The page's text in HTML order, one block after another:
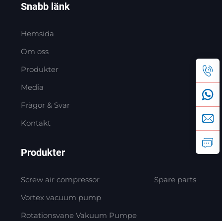
Snabb länk
Hemsida
Om oss
Produkter
Media
Frågor & Svar
Kontakt
Produkter
Screw air compressor
Vortex vacuum pump
Rotationsvane Vakuum Pumpe
Spare parts